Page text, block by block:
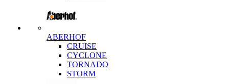
ABERHOF
CRUISE
CYCLONE
TORNADO
STORM